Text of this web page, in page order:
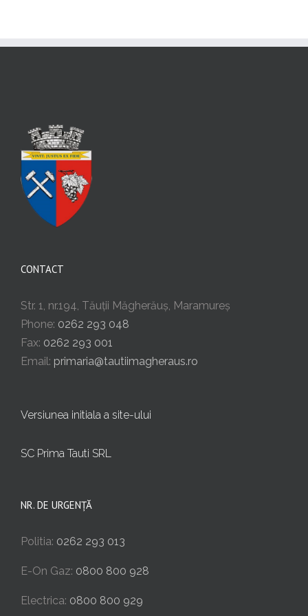
CONTACT
Str. 1, nr.194, Tăuții Măgherăuș, Maramureș
Phone: 0262 293 048
Fax: 0262 293 001
Email: primaria@tautiimagheraus.ro
Versiunea initiala a site-ului
SC Prima Tauti SRL
NR. DE URGENȚĂ
Politia: 0262 293 013
E-On Gaz: 0800 800 928
Electrica: 0800 800 929